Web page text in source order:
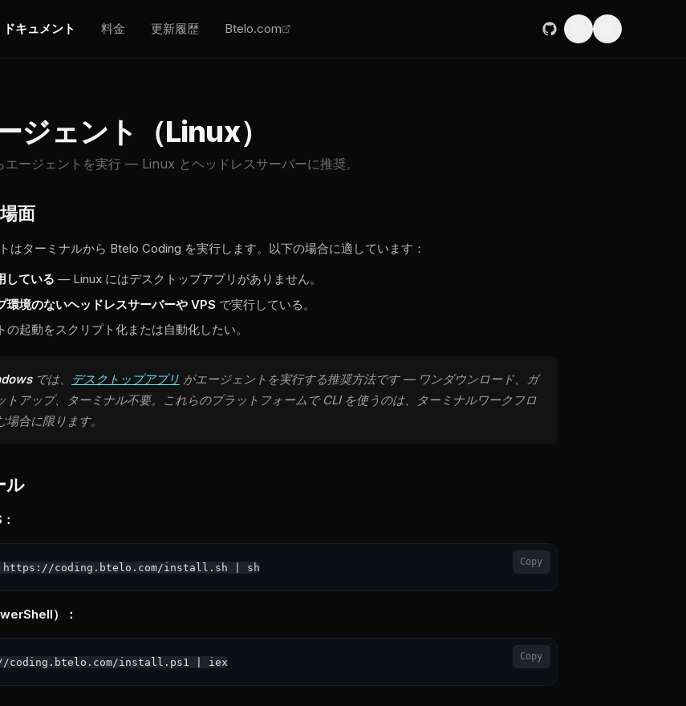
ドキュメント 料金 更新履歴 Btelo.com
ジェント（Linux）
エージェントを実行 — Linux とヘッドレスサーバーに推奨。
面
はターミナルから Btelo Coding を実行します。以下の場合に適しています：
している — Linux にはデスクトップアプリがありません。
環境のないヘッドレスサーバーや VPS で実行している。
の起動をスクリプト化または自動化したい。
では、 デスクトップアプリ がエージェントを実行する推奨方法です — ワンダウンロード、ガ
トアップ、ターミナル不要。これらのプラットフォームで CLI を使うのは、ターミナルワークフロ
場合に限ります。
ル
Copy
）：
Copy